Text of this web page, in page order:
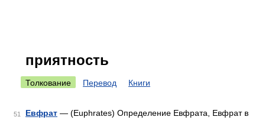
приятность
Толкование Перевод Книги
51 Евфрат — (Euphrates) Определение Евфрата, Евфрат в